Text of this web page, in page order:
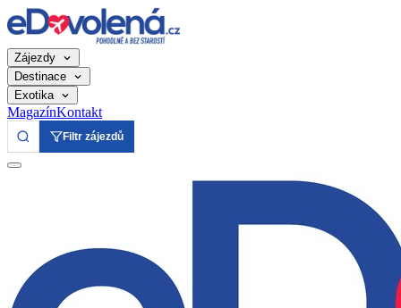
Zájezdy
Destinace
Exotika
MagazínKontakt
Filtr zájezdů